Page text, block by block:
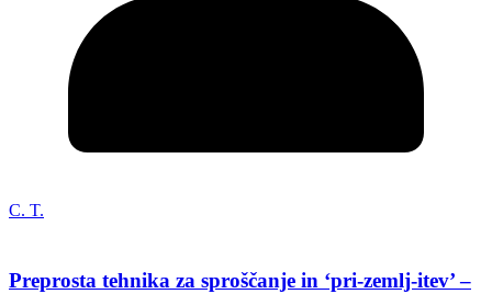
C. T.
Preprosta tehnika za sproščanje in ‘pri-zemlj-itev’ –